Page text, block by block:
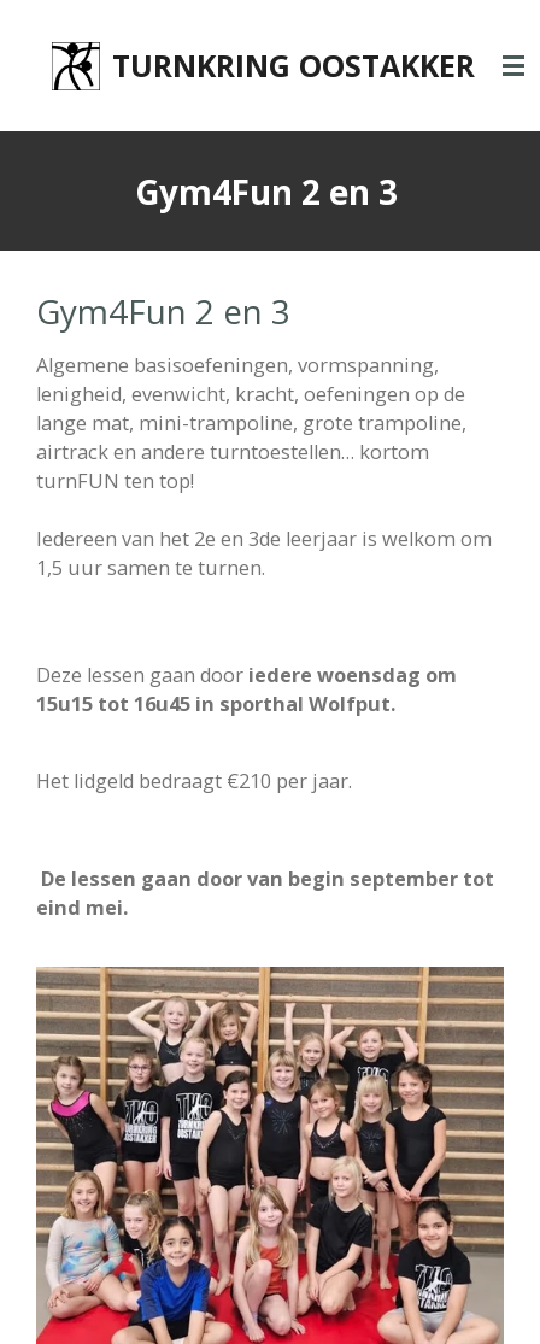
direct
TURNKRING OOSTAKKER
Gym4Fun 2 en 3
Gym4Fun 2 en 3
Algemene basisoefeningen, vormspanning,
lenigheid, evenwicht, kracht, oefeningen op de
lange mat, mini-trampoline, grote trampoline,
airtrack en andere turntoestellen… kortom
turnFUN ten top!
Iedereen van het 2e en 3de leerjaar is welkom om
1,5 uur samen te turnen.
Deze lessen gaan door iedere woensdag om
15u15 tot 16u45 in sporthal Wolfput.
Het lidgeld bedraagt €210 per jaar.
De lessen gaan door van begin september tot
eind mei.